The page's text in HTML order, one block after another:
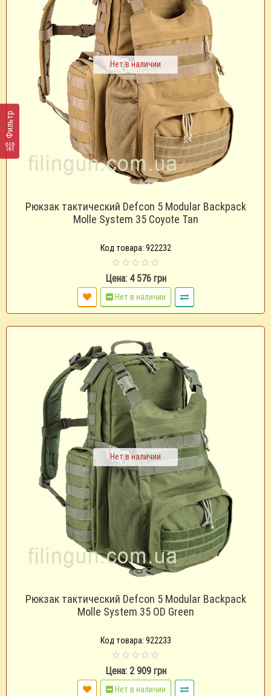
Фильтр
Нет в наличии
Рюкзак тактический Defcon 5 Modular Backpack
Molle System 35 Coyote Tan
Код товара: 922232
Цена: 4 576 грн
Нет в наличии
Нет в наличии
Рюкзак тактический Defcon 5 Modular Backpack
Molle System 35 OD Green
Код товара: 922233
Цена: 2 909 грн
Нет в наличии